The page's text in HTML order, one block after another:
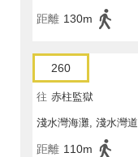
距離 130m
260
往 赤柱監獄
淺水灣海灘, 淺水灣道
距離 110m